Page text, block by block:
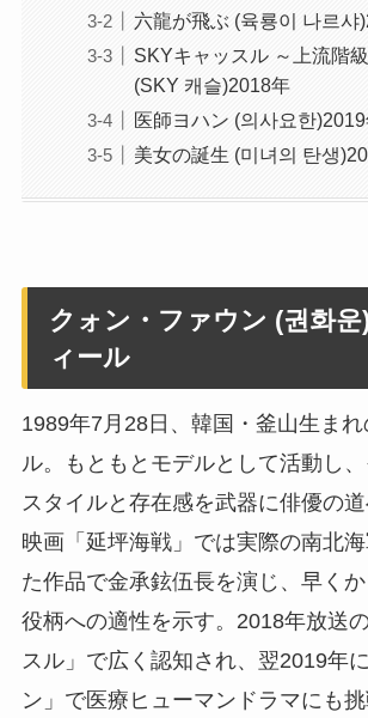
六龍が飛ぶ (육룡이 나르샤
SKYキャッスル ～上流階
(SKY 캐슬)2018年
医師ヨハン (의사요한
美女の誕生 (미녀의 탄생
クォン・ファウン (권화
ィール
1989年7月28日、韓国・釜山生ま
ル。もともとモデルとして活動し
スタイルと存在感を武器に俳優の道
映画「延坪海戦」では実際の南北
た作品で金承鉉伍長を演じ、早く
役柄への適性を示す。2018年放送
スル」で広く認知され、翌2019年
ン」で医療ヒューマンドラマにも